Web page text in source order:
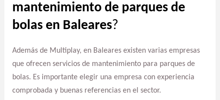
mantenimiento de parques de
bolas en Baleares?
Además de Multiplay, en Baleares existen varias empresas
que ofrecen servicios de mantenimiento para parques de
bolas. Es importante elegir una empresa con experiencia
comprobada y buenas referencias en el sector.